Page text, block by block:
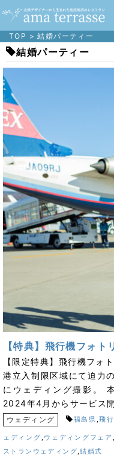
TOP >結婚パーティー
結婚パーティー
【特典】飛行機フォト
【限定特典】飛行機フォ
港立入制限区域にて迫力
にウェディング撮影。
2024年4月からサービス
ウェディング 福島県 ,飛
ェディング , ウェディングフェア ,
ストランウェディング,結婚式